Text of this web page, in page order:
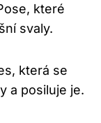
které
svaly.
která se
a posiluje je.